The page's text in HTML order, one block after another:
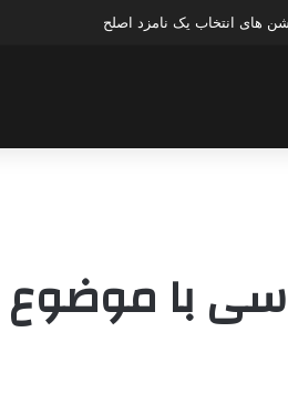
با موضوع